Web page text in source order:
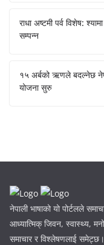
राधा अष्टमी पर्व विशेष:
सम्पन्न
१५ अर्बको ऋणले बदल्नेछ
योजना सुरु
नेपाली भाषाको यो पोर्टलले
आध्यात्मिक् जिवन, स्वास्थ्य,
समाचार र विश्लेषणलाई समेट्छ।